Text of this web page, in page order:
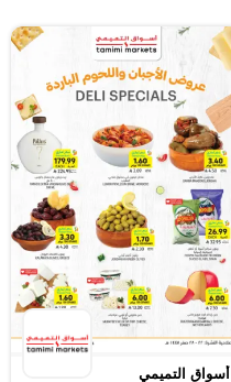
أسواق التميمي